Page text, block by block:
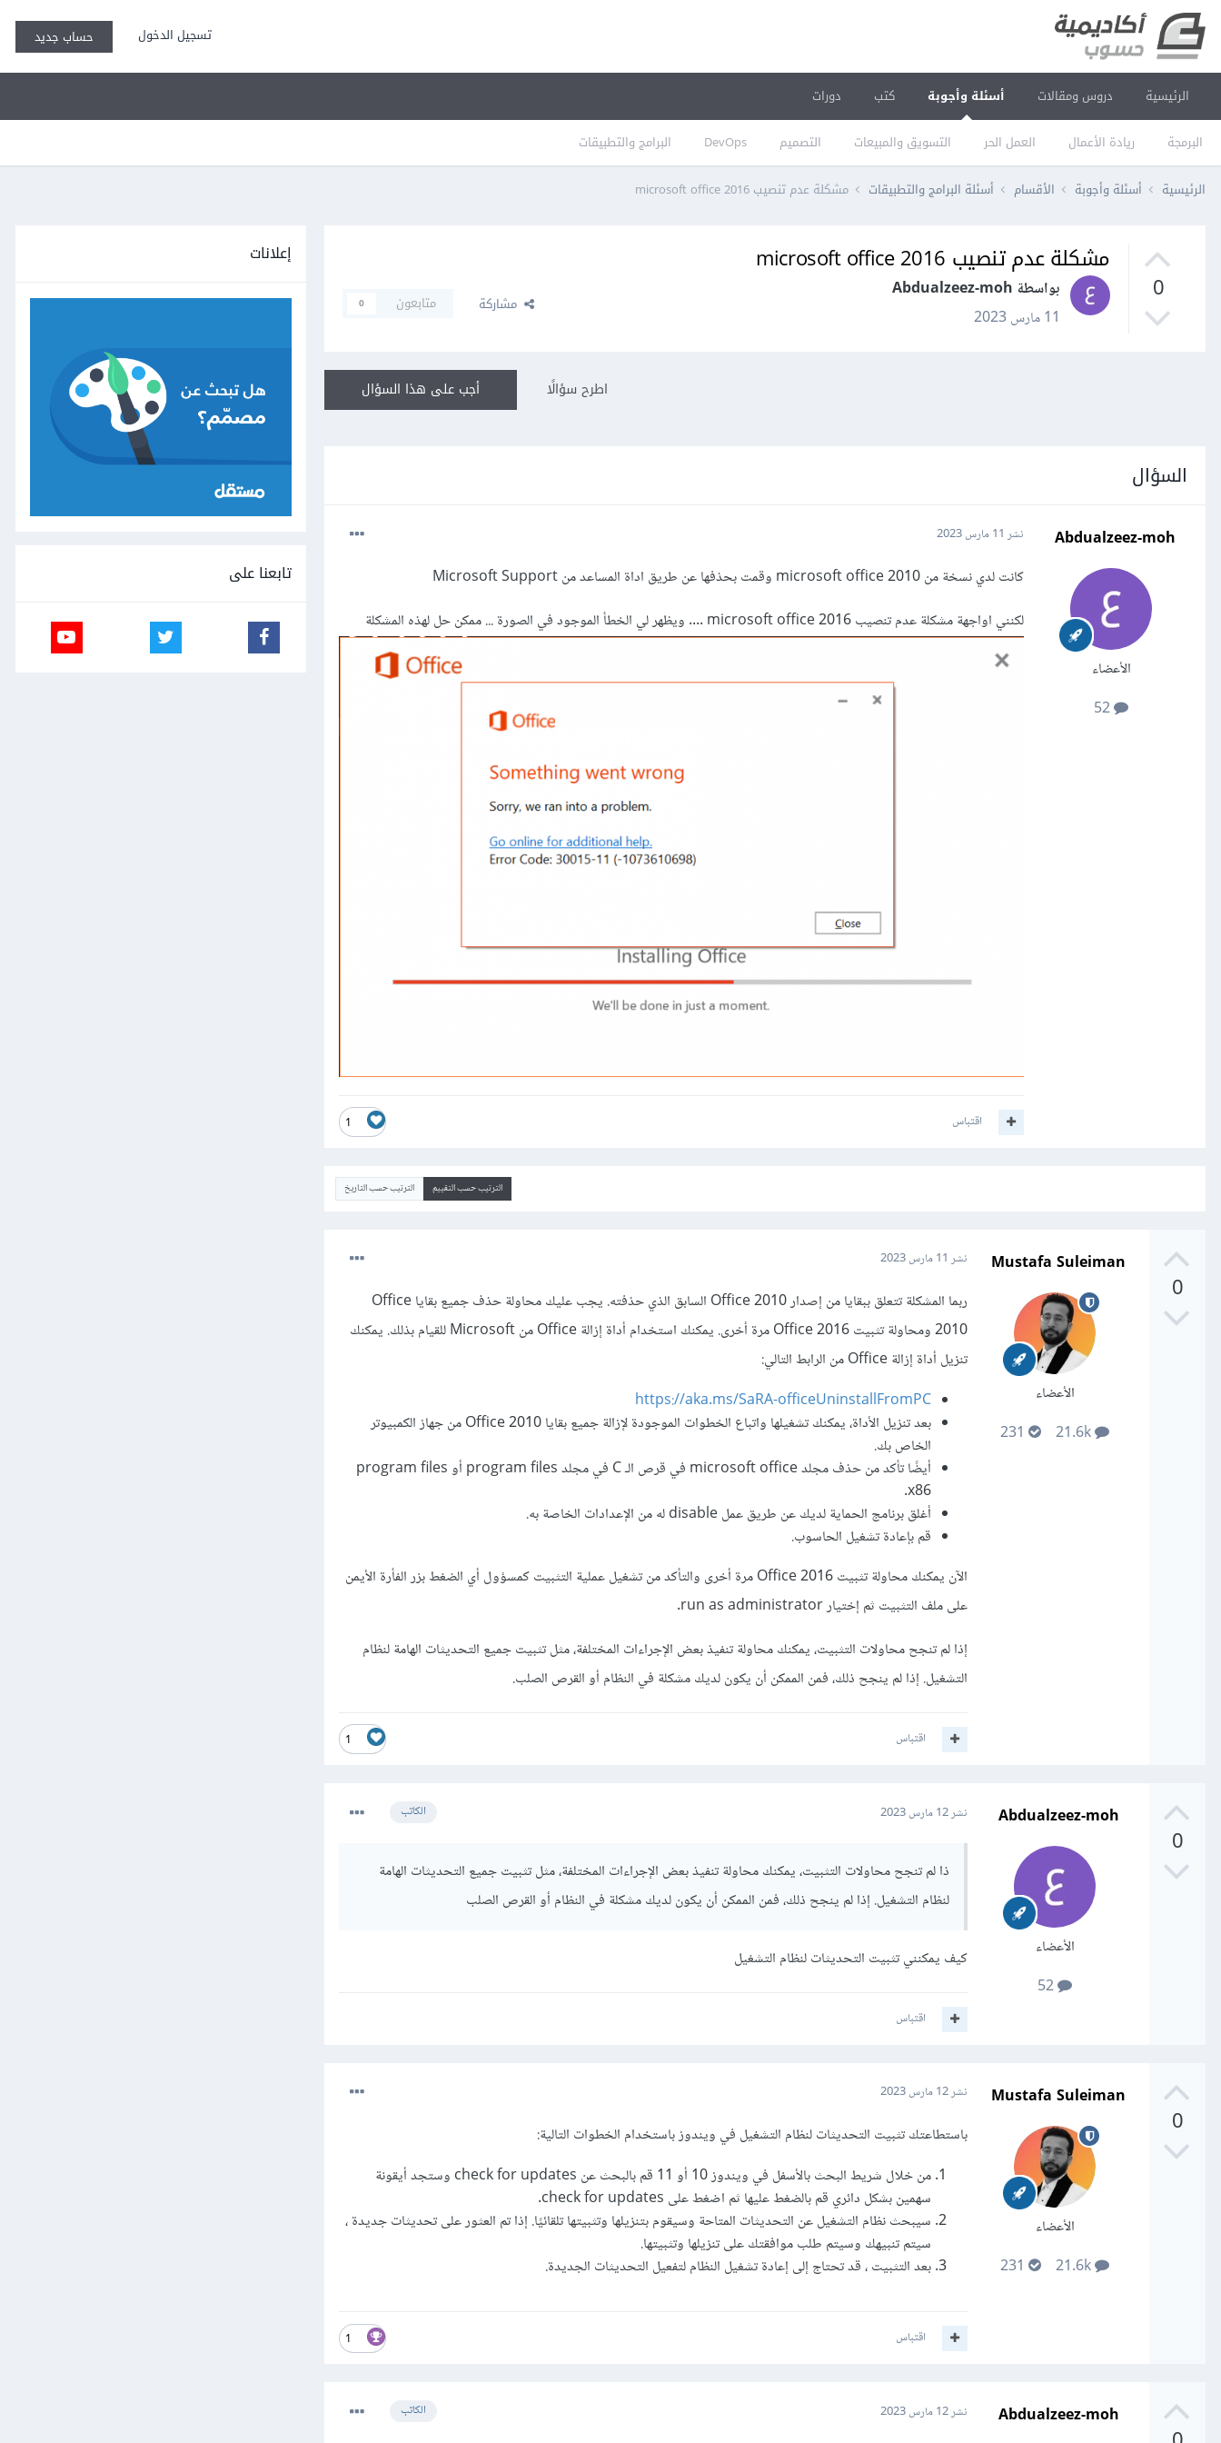
تسجيل الدخول حساب جديد
الرئيسية دروس ومقالات أسئلة وأجوبة
البرمجة ريادة الأعمال العمل الحر التسويق والمبيعات التصميم DevOps البرامج والتطبيقات
كتب دورات
الرئيسية أسئلة وأجوبة الأقسام أسئلة البرامج والتطبيقات مشكلة عدم تنصيب microsoft office 2016
0
مشكلة عدم تنصيب microsoft office 2016
بواسطة Abdualzeez-moh
11 مارس 2023
مشاركة متابعون 0
أجب على هذا السؤال اطرح سؤالًا
السؤال
Abdualzeez-moh
الأعضاء
نشر 11 مارس 2023
كانت لدي نسخة من microsoft office 2010 وقمت بحذفها عن طريق اداة المساعد من Microsoft Support
لكنني اواجهة مشكلة عدم تنصيب microsoft office 2016 .... ويظهر لي الخطأ الموجود في الصورة ... ممكن حل لهذه المشكلة
1 اقتباس
الترتيب حسب التقييم الترتيب حسب التاريخ
0
Mustafa Suleiman
الأعضاء
نشر 11 مارس 2023
ربما المشكلة تتعلق ببقايا من إصدار Office 2010 السابق الذي حذفته. يجب عليك محاولة حذف جميع بقايا Office
2010 ومحاولة تثبيت Office 2016 مرة أخرى. يمكنك استخدام أداة إزالة Office من Microsoft للقيام بذلك. يمكنك
تنزيل أداة إزالة Office من الرابط التالي:
https://aka.ms/SaRA-officeUninstallFromPC
بعد تنزيل الأداة، يمكنك تشغيلها واتباع الخطوات الموجودة لإزالة جميع بقايا Office 2010 من جهاز الكمبيوتر
الخاص بك.
أيضًا تأكد من حذف مجلد microsoft office في قرص الـ C في مجلد program files أو program files
x86.
أغلق برنامج الحماية لديك عن طريق عمل disable له من الإعدادات الخاصة به.
قم بإعادة تشغيل الحاسوب.
الآن يمكنك محاولة تثبيت Office 2016 مرة أخرى والتأكد من تشغيل عملية التثبيت كمسؤول أي الضغط بزر الفأرة الأيمن
على ملف التثبيت ثم إختيار run as administrator.
إذا لم تنجح محاولات التثبيت، يمكنك محاولة تنفيذ بعض الإجراءات المختلفة، مثل تثبيت جميع التحديثات الهامة لنظام
التشغيل. إذا لم ينجح ذلك، فمن الممكن أن يكون لديك مشكلة في النظام أو القرص الصلب.
1 اقتباس
0
Abdualzeez-moh
الأعضاء
الكاتب نشر12 مارس 2023
ذا لم تنجح محاولات التثبيت، يمكنك محاولة تنفيذ بعض الإجراءات المختلفة، مثل تثبيت جميع التحديثات الهامة
لنظام التشغيل. إذا لم ينجح ذلك، فمن الممكن أن يكون لديك مشكلة في النظام أو القرص الصلب
كيف يمكنني تثبيت التحديثات لنظام التشغيل
اقتباس
0
Mustafa Suleiman
الأعضاء
نشر12 مارس 2023
باستطاعتك تثبيت التحديثات لنظام التشغيل في ويندوز باستخدام الخطوات التالية:
من خلال شريط البحث بالأسفل في ويندوز 10 أو 11 قم بالبحث عن check for updates وستجد أيقونة
سهمين بشكل دائري قم بالضغط عليها ثم اضغط على check for updates.
سيبحث نظام التشغيل عن التحديثات المتاحة وسيقوم بتنزيلها وتثبيتها تلقائيًا. إذا تم العثور على تحديثات جديدة ،
سيتم تنبيهك وسيتم طلب موافقتك على تنزيلها وتثبيتها.
بعد التثبيت ، قد تحتاج إلى إعادة تشغيل النظام لتفعيل التحديثات الجديدة.
1 اقتباس
Abdualzeez-moh الكاتب نشر12 مارس 2023
إعلانات
تابعنا على